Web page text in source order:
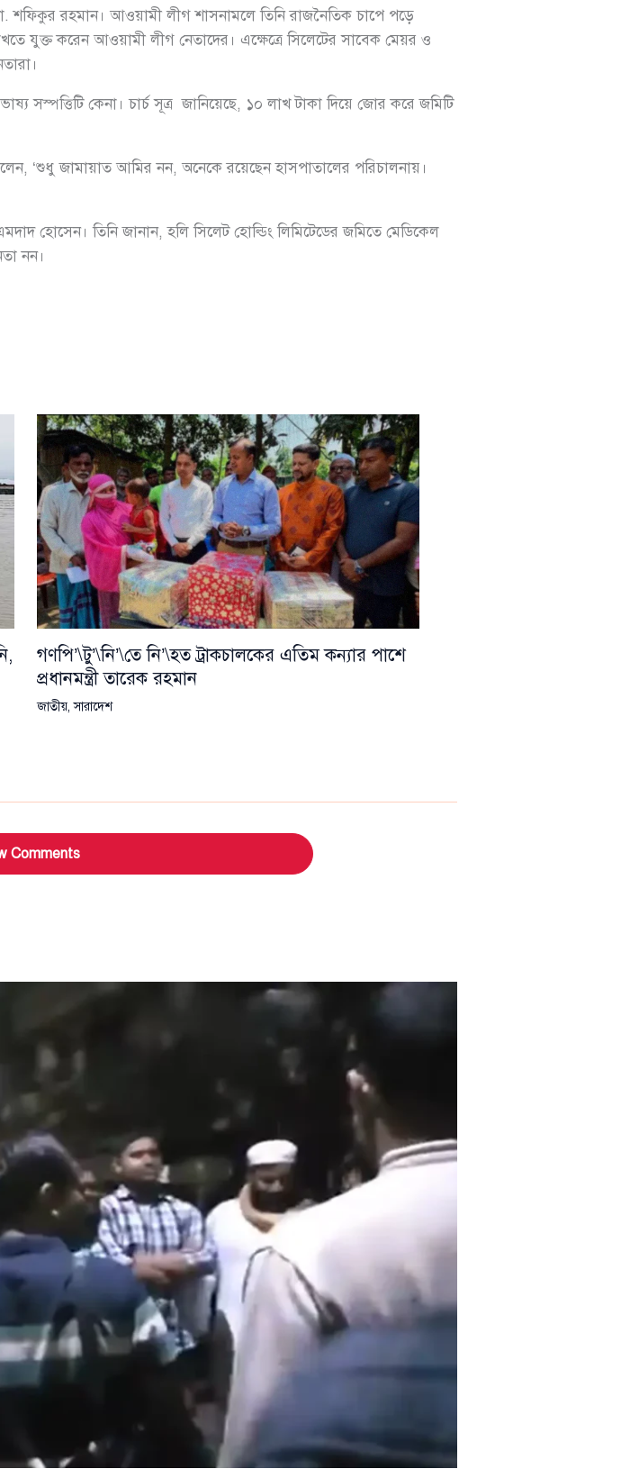
শ‌ফিকুর রহমান। আওয়ামী লীগ শাসনাম‌লে তি‌নি রাজ‌নৈ‌তিক চা‌পে প‌ড়ে
রাখ‌তে যুক্ত ক‌রেন আ‌ওয়ামী লীগ নেতা‌দের। এক্ষেত্রে সি‌লেটের সা‌বেক মেয়র ও
সস্প‌ত্তি‌টি কেনা। চার্চ সূত্র জা‌নি‌য়ে‌ছে, ১০ লাখ টাকা দি‌য়ে জোর ক‌রে জ‌মি‌টি
‘শুধু জামায়াত আ‌মির নন, অ‌নে‌কে র‌য়ে‌ছেন হাসপাতা‌লের প‌রিচালনায়।
হো‌সে‌ন। তি‌নি জানান, হ‌লি সি‌লেট হো‌ল্ডিং লি‌মি‌টে‌ডের জ‌মি‌তে মে‌ডি‌কেল
নন।
গণপি’\টু’\নি’\তে নি’\হত ট্রাকচালকের এতিম কন্যার পাশে
প্রধানমন্ত্রী তারেক রহমান
জাতীয়,সারাদেশ
Comments